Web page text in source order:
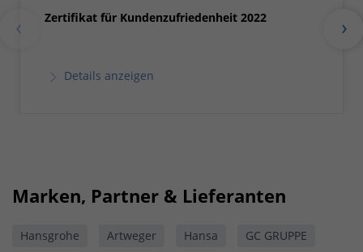
Zertifikat für Kundenzufriedenheit 2022
Details anzeigen
Marken, Partner & Lieferanten
Hansgrohe Artweger Hansa
GC GRUPPE